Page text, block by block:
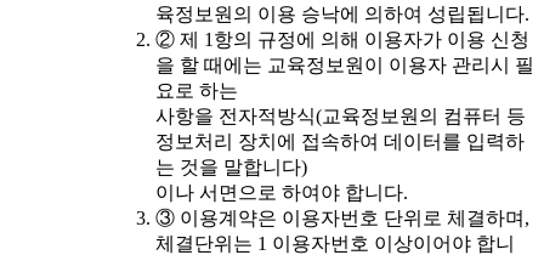
육정보원의 이용 승낙에 의하여 성립됩니다.
② 제 1항의 규정에 의해 이용자가 이용 신청
을 할 때에는 교육정보원이 이용자 관리시 필
요로 하는
사항을 전자적방식(교육정보원의 컴퓨터 등
정보처리 장치에 접속하여 데이터를 입력하
는 것을 말합니다)
이나 서면으로 하여야 합니다.
③ 이용계약은 이용자번호 단위로 체결하며,
체결단위는 1 이용자번호 이상이어야 합니